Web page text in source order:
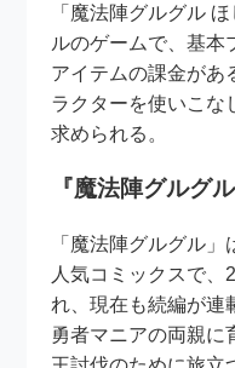
「魔法陣グルグル
ルのゲームで、基本
アイテムの課金があ
ラクターを使いこな
求められる。
『魔法陣グルグ
「魔法陣グルグル
人気コミックスで、
れ、現在も続編が連
勇者マニアの両親に